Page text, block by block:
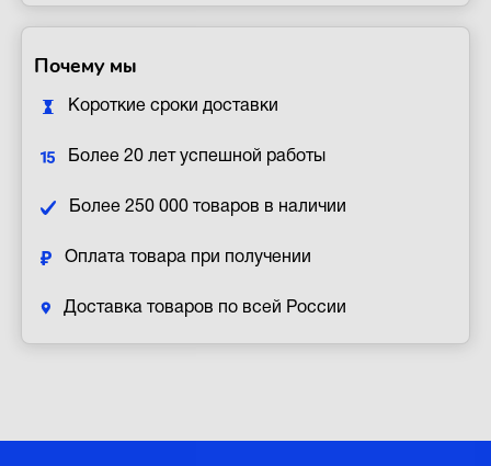
Почему мы
Короткие сроки доставки
Более 20 лет успешной работы
Более 250 000 товаров в наличии
Оплата товара при получении
Доставка товаров по всей России